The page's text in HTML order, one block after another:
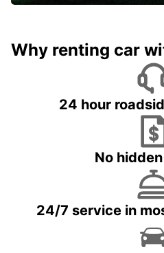
Why renting car
24 hour
No
24/7 service in